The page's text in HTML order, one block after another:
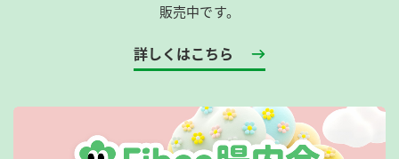
販売中です。
詳しくはこちら